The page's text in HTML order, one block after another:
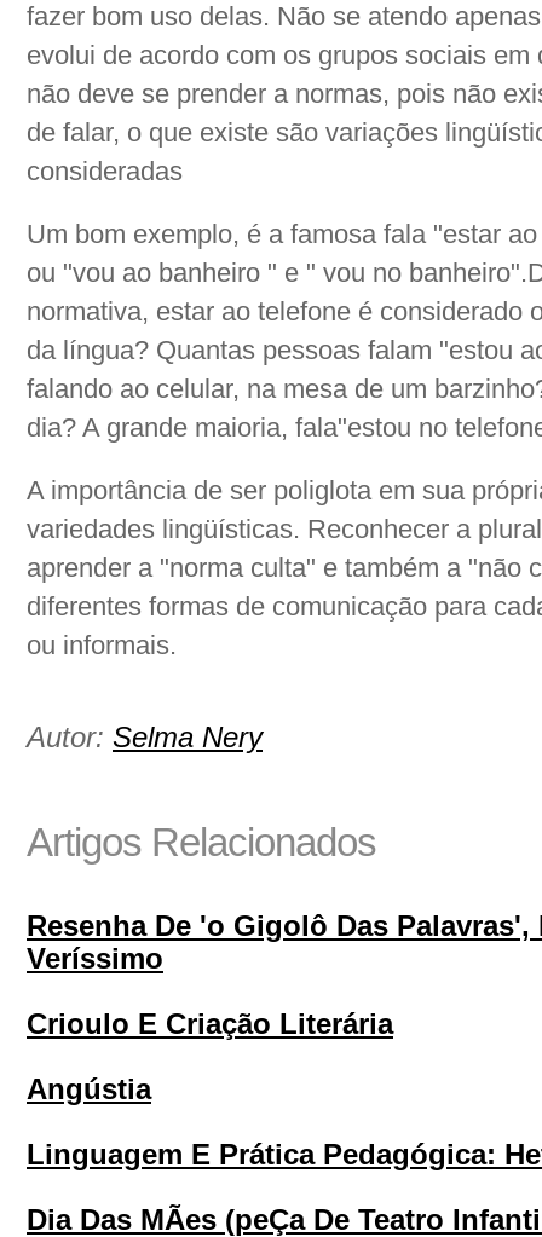
fazer bom uso delas. Não se atendo
evolui de acordo com os grupos sociais
não deve se prender a normas, pois não
de falar, o que existe são variações
consideradas
Um bom exemplo, é a famosa fala "estar
ou "vou ao banheiro " e " vou no
normativa, estar ao telefone é considerado
da língua? Quantas pessoas falam "estou
falando ao celular, na mesa de um
dia? A grande maioria, fala"estou no
A importância de ser poliglota em sua
variedades lingüísticas. Reconhecer a
aprender a "norma culta" e também a "não
diferentes formas de comunicação para
ou informais.
Autor: Selma Nery
Artigos Relacionados
Resenha De 'o Gigolô Das
Veríssimo
Crioulo E Criação Literária
Angústia
Linguagem E Prática Pedagógica:
Dia Das MÃes (peÇa De Teatro